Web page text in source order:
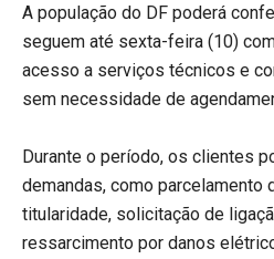
A população do DF poderá
seguem até sexta-feira (10)
acesso a serviços técnicos e
sem necessidade de
Durante o período, os clientes
demandas, como parcelamento
titularidade, solicitação de
ressarcimento por danos